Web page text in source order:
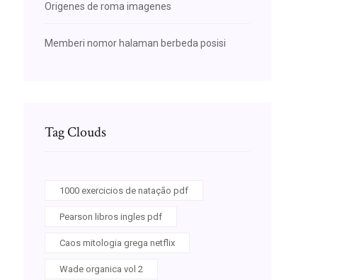
Origenes de roma imagenes
Memberi nomor halaman berbeda posisi
Tag Clouds
1000 exercicios de natação pdf
Pearson libros ingles pdf
Caos mitologia grega netflix
Wade organica vol 2